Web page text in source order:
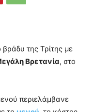
της Τρίτης με
Βρετανία, στο
περιελάμβανε